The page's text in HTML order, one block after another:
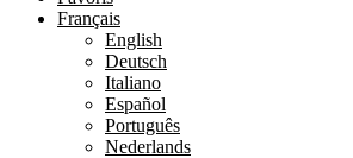
Français
English
Deutsch
Italiano
Español
Português
Nederlands